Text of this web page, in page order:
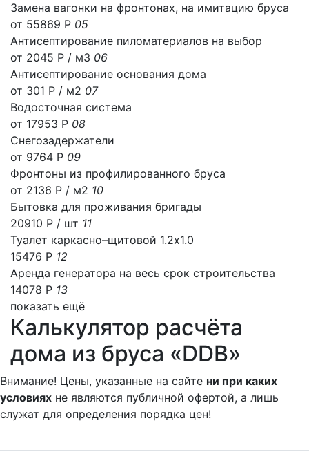
Замена вагонки на фронтонах, на имитацию бруса
от 55869 Р 05
Антисептирование пиломатериалов на выбор
от 2045 Р / м3 06
Антисептирование основания дома
от 301 Р / м2 07
Водосточная система
от 17953 Р 08
Снегозадержатели
от 9764 Р 09
Фронтоны из профилированного бруса
от 2136 Р / м2 10
Бытовка для проживания бригады
20910 Р / шт 11
Туалет каркасно–щитовой 1.2х1.0
15476 Р 12
Аренда генератора на весь срок строительства
14078 Р 13
показать ещё
Калькулятор расчёта
дома из бруса «DDB»
Внимание! Цены, указанные на сайте ни при каких
условиях не являются публичной офертой, а лишь
служат для определения порядка цен!